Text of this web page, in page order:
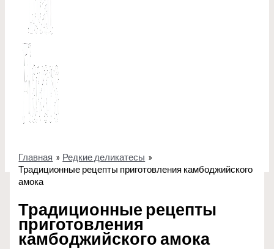
Главная
Редкие деликатесы
Традиционные рецепты приготовления камбоджийского
амока
Традиционные рецепты
приготовления
камбоджийского амока